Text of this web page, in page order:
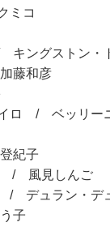
ミコ
キングストン・
藤和彦
イロ / ベッリー
紀子
/ 風見しんご
/ デュラン・デ
子